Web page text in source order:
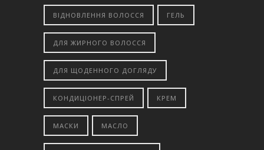
ВІДНОВЛЕННЯ ВОЛОССЯ ГЕЛЬ
ДЛЯ ЖИРНОГО ВОЛОССЯ
ДЛЯ ЩОДЕННОГО ДОГЛЯДУ
КОНДИЦІОНЕР-СПРЕЙ КРЕМ
МАСКИ МАСЛО